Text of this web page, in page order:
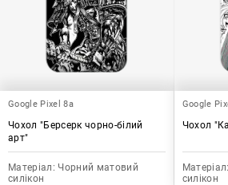
Google Pixel 8a
Чохол "Берсерк чорно-білий
арт"
Матеріал: Чорний матовий
силікон
Google
Чохол
Матеріал:
силікон